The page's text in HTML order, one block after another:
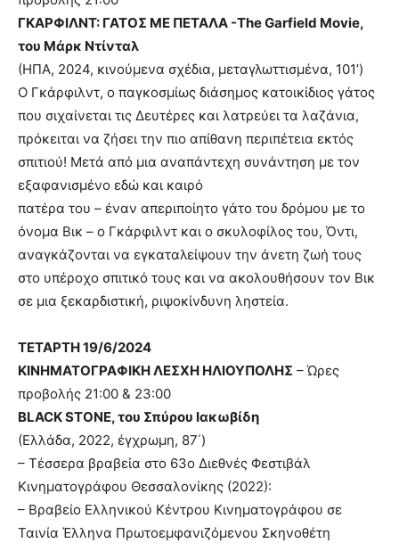
ΓΚΑΡΦΙΛΝΤ: ΓΑΤΟΣ ΜΕ ΠΕΤΑΛΑ -The Garfield Movie,
του Μάρκ Ντίνταλ
(ΗΠΑ, 2024, κινούμενα σχέδια, μεταγλωττισμένα, 101’)
O Γκάρφιλντ, ο παγκοσμίως διάσημος κατοικίδιος γάτος
που σιχαίνεται τις Δευτέρες και λατρεύει τα λαζάνια,
πρόκειται να ζήσει την πιο απίθανη περιπέτεια εκτός
σπιτιού! Μετά από μια αναπάντεχη συνάντηση με τον
εξαφανισμένο εδώ και καιρό
πατέρα του – έναν απεριποίητο γάτο του δρόμου με το
όνομα Βικ – ο Γκάρφιλντ και ο σκυλοφίλος του, Όντι,
αναγκάζονται να εγκαταλείψουν την άνετη ζωή τους
στο υπέροχο σπιτικό τους και να ακολουθήσουν τον Βικ
σε μια ξεκαρδιστική, ριψοκίνδυνη ληστεία.
ΤΕΤΑΡΤΗ 19/6/2024
ΚΙΝΗΜΑΤΟΓΡΑΦΙΚΗ ΛΕΣΧΗ ΗΛΙΟΥΠΟΛΗΣ – Ώρες
προβολής 21:00 & 23:00
BLACK STONE, του Σπύρου Ιακωβίδη
(Ελλάδα, 2022, έγχρωμη, 87΄)
– Τέσσερα βραβεία στο 63ο Διεθνές Φεστιβάλ
Κινηματογράφου Θεσσαλονίκης (2022):
– Βραβείο Ελληνικού Κέντρου Κινηματογράφου σε
Ταινία Έλληνα Πρωτοεμφανιζόμενου Σκηνοθέτη